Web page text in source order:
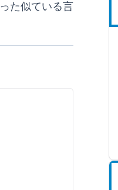
た似ている言